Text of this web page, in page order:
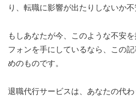
り、転職に影響が出たりしないか不
もしあなたが今、このような不安
フォンを手にしているなら、この
めのものです。
退職代行サービスは、あなたの代